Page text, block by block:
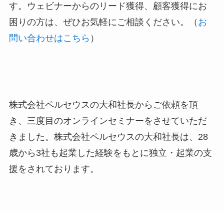
す。ウェビナーからのリード獲得、顧客獲得にお
困りの方は、ぜひお気軽にご相談ください。（ お
問い合わせはこちら ）
株式会社ペルセウスの大和社長からご依頼を頂
き、三度目のオンラインセミナーをさせていただ
きました。株式会社ペルセウスの大和社長は、28
歳から3社も起業した経験をもとに独立・起業の支
援をされております。